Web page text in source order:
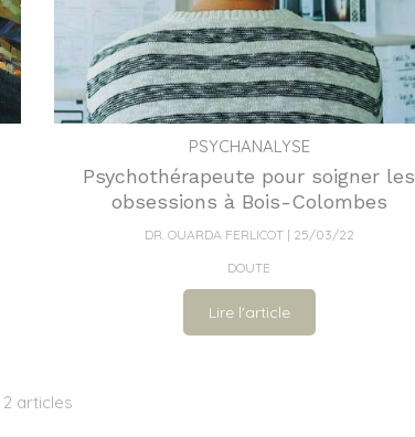
PSYCHANALYSE
Psychothérapeute pour soigner les
obsessions à Bois-Colombes
DR. OUARDA FERLICOT
25/03/22
DOUTE
Lire l'article
2 articles